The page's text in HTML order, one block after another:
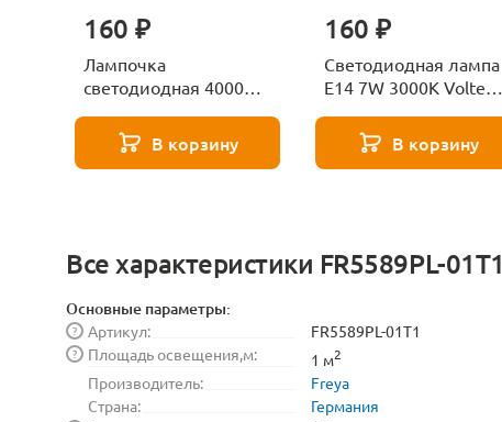
160 ₽
Лампочка
светодиодная 4000К
271 8585В корзину
160 ₽
Светодиодная лампа
E14 7W 3000K Voltega
В корзину
Все характеристики FR5589PL-01T1
Основные параметры:
Артикул:
?
FR5589PL-01T1
Площадь освещения,м:
? 1 м2
Производитель:
Freya
Страна:
Германия